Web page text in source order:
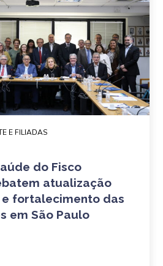
E FILIADAS
do Fisco
atualização
fortalecimento das
em São Paulo